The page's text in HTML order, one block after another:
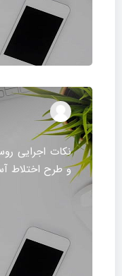
نکات اجرایی
و طرح اختلاط